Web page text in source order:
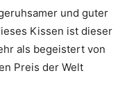
und guter
Kissen ist dieser
als begeistert von
Preis der Welt